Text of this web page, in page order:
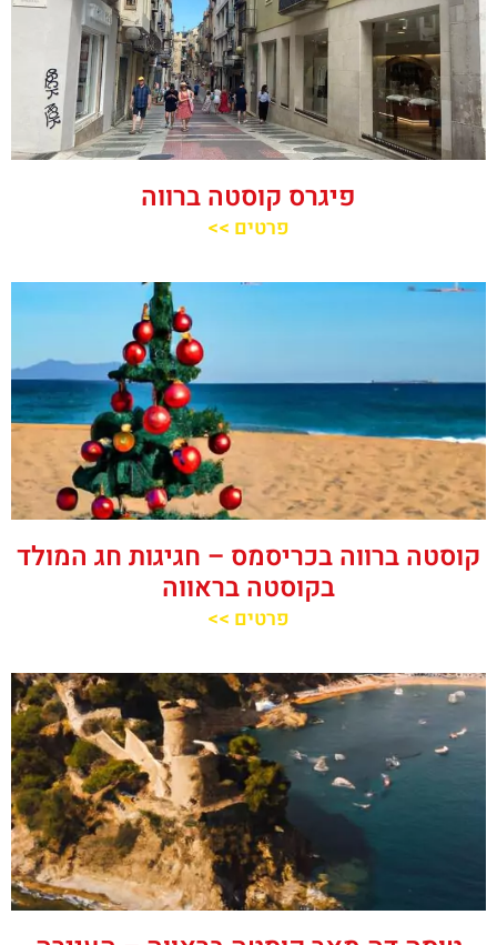
פיגרס קוסטה ברווה
פרטים >>
קוסטה ברווה בכריסמס – חגיגות חג המולד
בקוסטה בראווה
פרטים >>